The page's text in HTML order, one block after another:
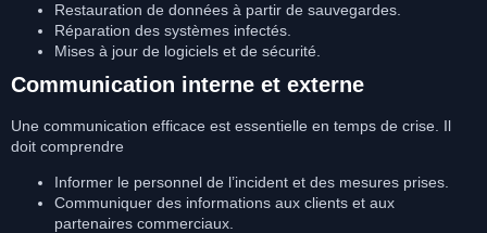
Restauration de données à partir de sauvegardes.
Réparation des systèmes infectés.
Mises à jour de logiciels et de sécurité.
Communication interne et externe
Une communication efficace est essentielle en temps de crise. Il
doit comprendre
Informer le personnel de l’incident et des mesures prises.
Communiquer des informations aux clients et aux
partenaires commerciaux.